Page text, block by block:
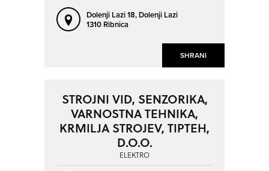
SHRANI
Dolenji Lazi 18, Dolenji Lazi
1310 Ribnica
STROJNI VID, SENZORIKA,
VARNOSTNA TEHNIKA,
KRMILJA STROJEV, TIPTEH,
D.O.O.
ELEKTRO